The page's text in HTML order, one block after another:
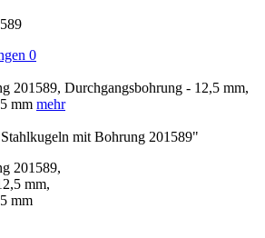
0
201589, Durchgangsbohrung - 12,5 mm,
mm mehr
mit Bohrung 201589"
201589,
mm,
mm